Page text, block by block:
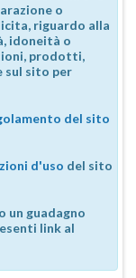
o
riguardo alla
idoneità o
prodotti,
sul sito per
del sito
d'uso del sito
un guadagno
link al